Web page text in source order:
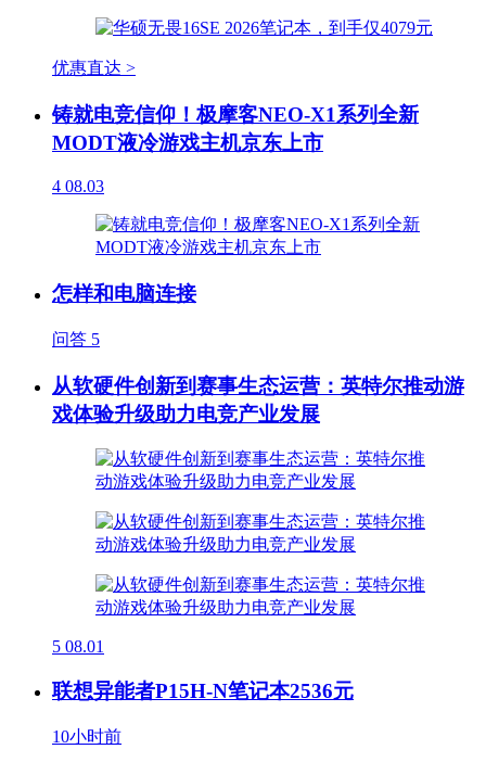
优惠直达 >
铸就电竞信仰！极摩客NEO-X1系列全新
MODT液冷游戏主机京东上市
4 08.03
怎样和电脑连接
问答 5
从软硬件创新到赛事生态运营：英特尔推动游
戏体验升级助力电竞产业发展
5 08.01
联想异能者P15H-N笔记本2536元
10小时前